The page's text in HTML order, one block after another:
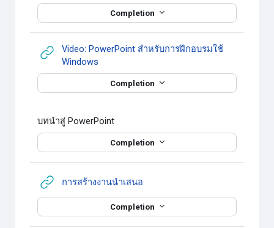
Completion
Video: PowerPoint สำหรับการฝึกอบรมใช้
Windows
Completion
Completion
บทนำสู่ PowerPoint
การสร้างงานนำเสนอ
Completion